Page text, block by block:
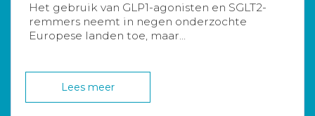
Het gebruik van GLP1-agonisten en SGLT2-
remmers neemt in negen onderzochte
Europese landen toe, maar...
Lees meer